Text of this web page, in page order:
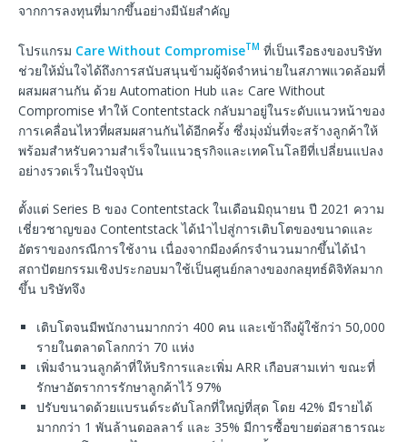
จากการลงทุนที่มากขึ้นอย่างมีนัยสำคัญ
โปรแกรม Care Without CompromiseTM ที่เป็นเรือธงของบริษัท
ช่วยให้มั่นใจได้ถึงการสนับสนุนข้ามผู้จัดจำหน่ายในสภาพแวดล้อมที่
ผสมผสานกัน ด้วย Automation Hub และ Care Without
Compromise ทำให้ Contentstack กลับมาอยู่ในระดับแนวหน้าของ
การเคลื่อนไหวที่ผสมผสานกันได้อีกครั้ง ซึ่งมุ่งมั่นที่จะสร้างลูกค้าให้
พร้อมสำหรับความสำเร็จในแนวธุรกิจและเทคโนโลยีที่เปลี่ยนแปลง
อย่างรวดเร็วในปัจจุบัน
ตั้งแต่ Series B ของ Contentstack ในเดือนมิถุนายน ปี 2021 ความ
เชี่ยวชาญของ Contentstack ได้นำไปสู่การเติบโตของขนาดและ
อัตราของกรณีการใช้งาน เนื่องจากมีองค์กรจำนวนมากขึ้นได้นำ
สถาปัตยกรรมเชิงประกอบมาใช้เป็นศูนย์กลางของกลยุทธ์ดิจิทัลมาก
ขึ้น บริษัทจึง
เติบโตจนมีพนักงานมากกว่า 400 คน และเข้าถึงผู้ใช้กว่า 50,000
รายในตลาดโลกกว่า 70 แห่ง
เพิ่มจำนวนลูกค้าที่ให้บริการและเพิ่ม ARR เกือบสามเท่า ขณะที่
รักษาอัตราการรักษาลูกค้าไว้ 97%
ปรับขนาดด้วยแบรนด์ระดับโลกที่ใหญ่ที่สุด โดย 42% มีรายได้
มากกว่า 1 พันล้านดอลลาร์ และ 35% มีการซื้อขายต่อสาธารณะ